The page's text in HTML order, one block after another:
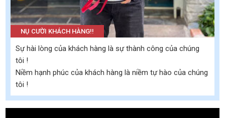
NỤ CƯỜI KHÁCH HÀNG!!
Sự hài lòng của khách hàng là sự thành công của chúng
tôi !
Niềm hạnh phúc của khách hàng là niềm tự hào của chúng
tôi !